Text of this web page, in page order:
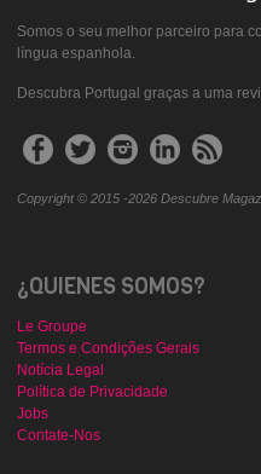
Somos o seu melhor parceiro para
língua espanhola.
Descubra Portugal graças a uma
Copyright © 2015 -2026 Descubre
¿QUIENES SOMOS?
Le Groupe
Termos e Condições Gerais
Notícia Legal
Política de Privacidade
Jobs
Contate-Nos